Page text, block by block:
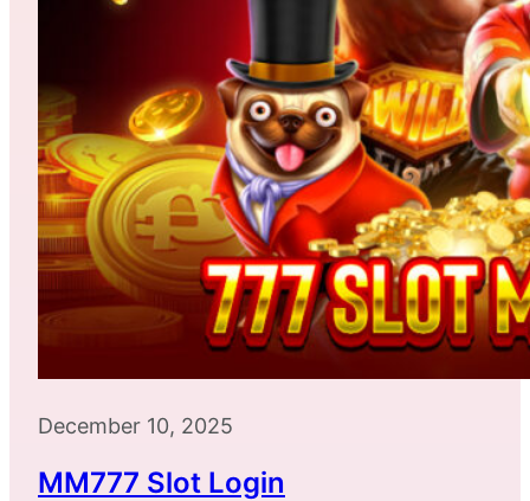
December 10, 2025
MM777 Slot Login